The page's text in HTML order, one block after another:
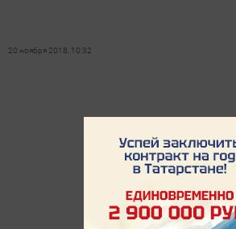
20 ноября 2018, 10:32